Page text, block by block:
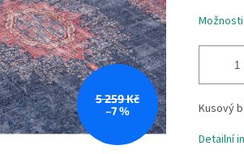
5 259 Kč
–7 %
Kusový
Detailní